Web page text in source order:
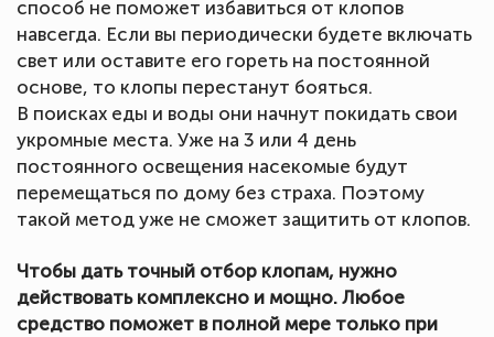
способ не поможет избавиться от клопов
навсегда. Если вы периодически будете включать
свет или оставите его гореть на постоянной
основе, то клопы перестанут бояться.
В поисках еды и воды они начнут покидать свои
укромные места. Уже на 3 или 4 день
постоянного освещения насекомые будут
перемещаться по дому без страха. Поэтому
такой метод уже не сможет защитить от клопов.
Чтобы дать точный отбор клопам, нужно
действовать комплексно и мощно. Любое
средство поможет в полной мере только при